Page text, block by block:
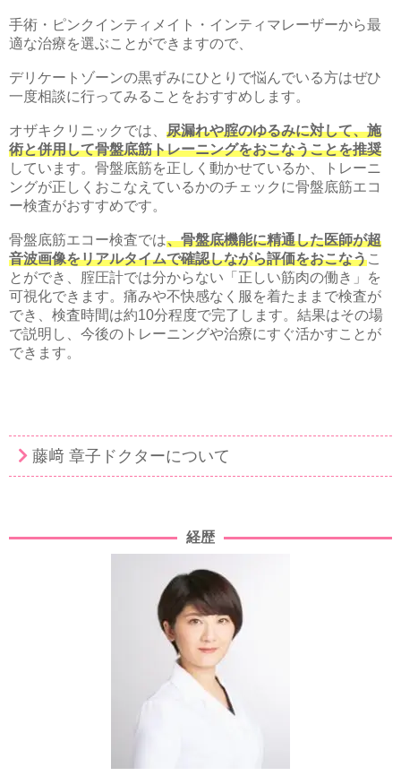
手術・ピンクインティメイト・インティマレーザーから最
適な治療を選ぶことができますので、
デリケートゾーンの黒ずみにひとりで悩んでいる方はぜひ
一度相談に行ってみることをおすすめします。
オザキクリニックでは、 尿漏れや腟のゆるみに対して、施
術と併用して骨盤底筋トレーニングをおこなうことを推奨
しています。骨盤底筋を正しく動かせているか、トレーニ
ングが正しくおこなえているかのチェックに骨盤底筋エコ
ー検査がおすすめです。
骨盤底筋エコー検査では、骨盤底機能に精通した医師が超
音波画像をリアルタイムで確認しながら評価をおこなうこ
とができ、腟圧計では分からない「正しい筋肉の働き」を
可視化できます。痛みや不快感なく服を着たままで検査が
でき、検査時間は約10分程度で完了します。結果はその場
で説明し、今後のトレーニングや治療にすぐ活かすことが
できます。
藤﨑 章子ドクターについて
経歴